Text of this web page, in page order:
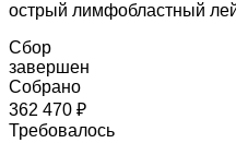
острый лимфобластный
Сбор
завершен
Собрано
362 470 ₽
Требовалось